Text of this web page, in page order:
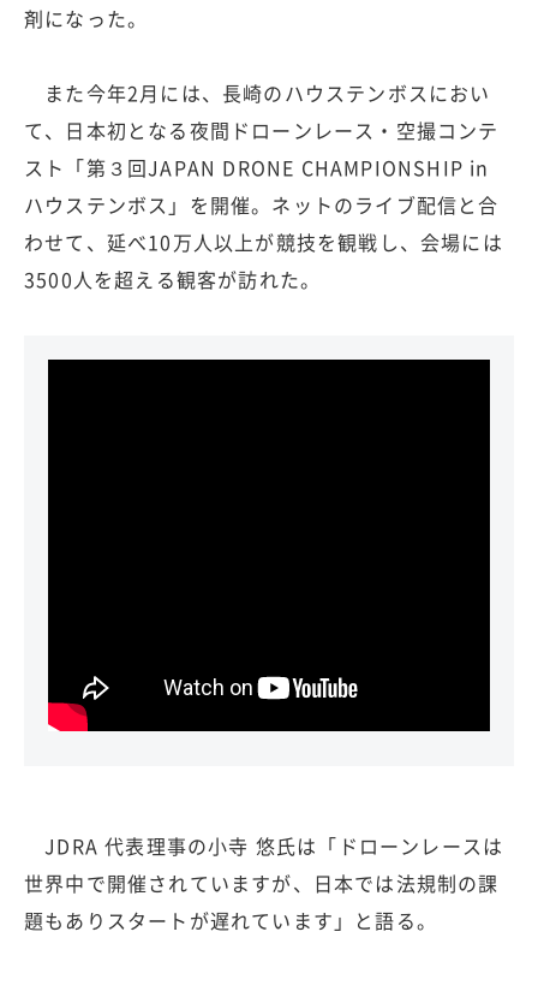
剤になった。
また今年2月には、長崎のハウステンボスにおい
て、日本初となる夜間ドローンレース・空撮コンテ
スト「第３回JAPAN DRONE CHAMPIONSHIP in
ハウステンボス」を開催。ネットのライブ配信と合
わせて、延べ10万人以上が競技を観戦し、会場には
3500人を超える観客が訪れた。
JDRA 代表理事の小寺 悠氏は「ドローンレースは
世界中で開催されていますが、日本では法規制の課
題もありスタートが遅れています」と語る。